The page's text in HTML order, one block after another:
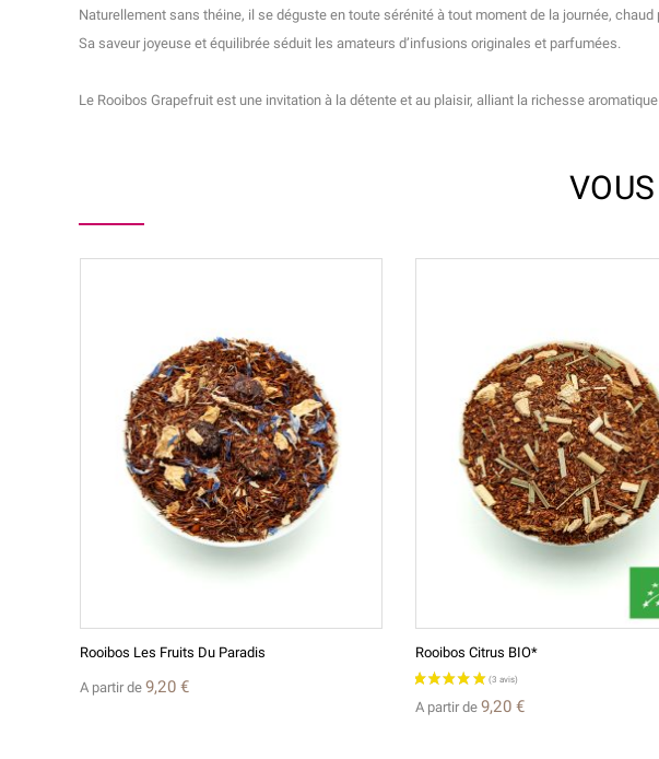
Naturellement sans théine, il se déguste en toute sérénité à tout moment de la journée,
Sa saveur joyeuse et équilibrée séduit les amateurs d’infusions originales et parfumées.
Le Rooibos Grapefruit est une invitation à la détente et au plaisir, alliant la richesse
Rooibos Les Fruits Du Paradis
A partir de 9,20 €
Rooibos Citrus BIO*
A partir de 9,20 €